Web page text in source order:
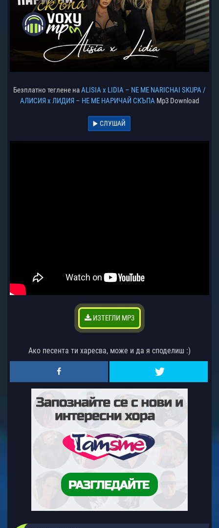
Безплатно теглене наALISIA x LIDIA – NE ME NARICHAI SKUPA /
АЛИСИЯ х ЛИДИЯ – НЕ МЕ НАРИЧАЙ СКЪПА Mp3 Download
СЛУШАЙ
ИЗТЕГЛИ MP3
Ако песента ти харесва, може и да я споделиш :)